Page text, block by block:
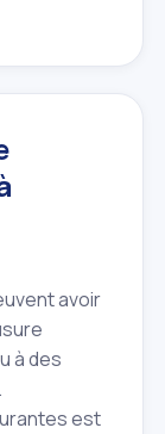
avoir
à des
est